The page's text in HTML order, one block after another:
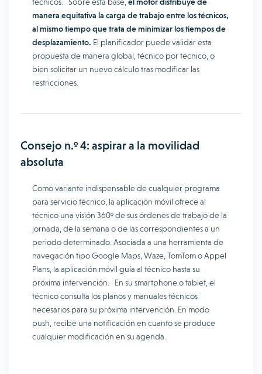
manera equitativa la carga de trabajo entre los técnicos,
al mismo tiempo que trata de minimizar los tiempos de
desplazamiento. El planificador puede validar esta
propuesta de manera global, técnico por técnico, o
bien solicitar un nuevo cálculo tras modificar las
restricciones.
Consejo n.º 4: aspirar a la movilidad
absoluta
Como variante indispensable de cualquier programa
para servicio técnico, la aplicación móvil ofrece al
técnico una visión 360º de sus órdenes de trabajo de la
jornada, de la semana o de las correspondientes a un
periodo determinado. Asociada a una herramienta de
navegación tipo Google Maps, Waze, TomTom o Appel
Plans, la aplicación móvil guía al técnico hasta su
próxima intervención. En su smartphone o tablet, el
técnico consulta los planos y manuales técnicos
necesarios para su próxima intervención. En modo
push, recibe una notificación en cuanto se produce
cualquier modificación en su agenda.